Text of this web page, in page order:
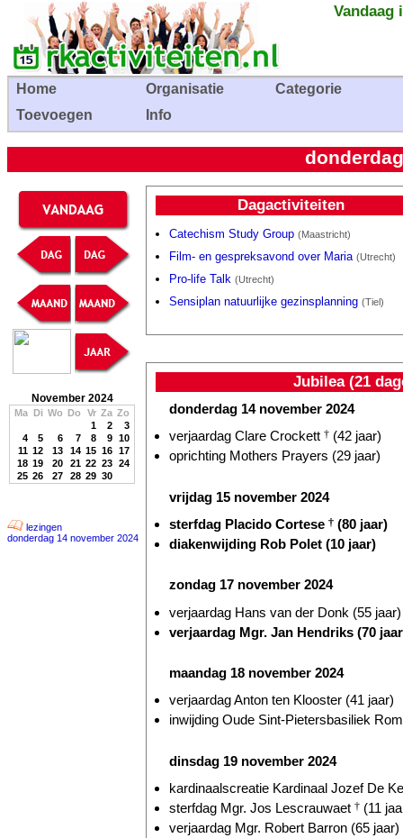
Vandaag
Home Organisatie
Categorie
Toevoegen
Info
November 2024
Ma Di Wo Do Vr Za Zo
1
2
3
4
5 6 7 8 9 10
11 12 13 14 15 16 17
18 19 20 21 22 23 24
25 26 27 28 29 30
lezingen
donderdag 14 november 2024
Dagactiviteiten
Catechism Study Group (Maastricht)
Film- en gespreksavond over Maria (Utrecht)
Pro-life Talk (Utrecht)
Sensiplan natuurlijke gezinsplanning (Tiel)
Jubilea (21
donderdag 14 november 2024
verjaardag Clare Crockett † (42 jaar)
oprichting Mothers Prayers (29 jaar)
vrijdag 15 november 2024
sterfdag Placido Cortese † (80 jaar)
diakenwijding Rob Polet (10 jaar)
zondag 17 november 2024
verjaardag Hans van der Donk (55 jaar)
verjaardag Mgr. Jan Hendriks (70
maandag 18 november 2024
verjaardag Anton ten Klooster (41 jaar)
inwijding Oude Sint-Pietersbasiliek
dinsdag 19 november 2024
kardinaalscreatie Kardinaal Jozef De
sterfdag Mgr. Jos Lescrauwaet † (11
verjaardag Mgr. Robert Barron (65 jaar)